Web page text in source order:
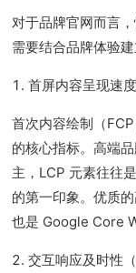
对于品牌官网而言
需要结合品牌体验
1. 首屏内容呈现速
首次内容绘制（
的核心指标。高端
主，LCP 元素往往
的第一印象。优质
也是 Google Core
2. 交互响应及时性（